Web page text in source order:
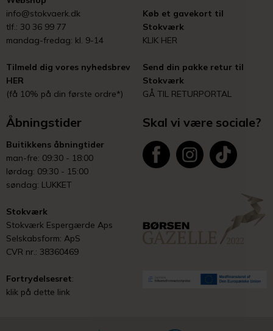
info@stokvaerk.dk
tlf.: 30 36 99 77
mandag-fredag: kl. 9-14
Tilmeld dig vores nyhedsbrev
HER
(få 10% på din første ordre*)
Køb et gavekort til
Stokværk
KLIK HER
Send din pakke retur til
Stokværk
GÅ TIL RETURPORTAL
Åbningstider
Buitikkens åbningtider
man-fre: 09:30 - 18:00
lørdag: 09:30 - 15:00
søndag: LUKKET
Stokværk
Stokværk Espergærde Aps
Selskabsform: ApS
CVR nr.: 38360469
Fortrydelsesret:
klik på dette link
Skal vi være sociale?